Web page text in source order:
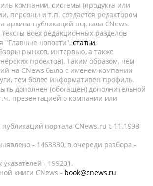
компании, системы (продукта или
персоны и т.п. создается редактором
архива публикаций портала CNews.
всех редакционных разделов
"Главные новости", статьи,
рынков, интервью, а также
проектов). Таким образом, чем
на CNews было с именем компании
тем более информативен профиль.
дополнен (обогащен) дополнительной
презентацией о компании или
портала CNews.ru c 11.1998
- 1463330, в очереди разбора -
- 199231.
книги CNews - book@cnews.ru